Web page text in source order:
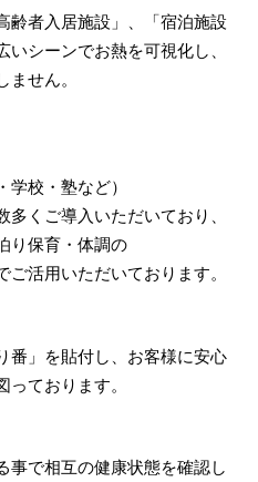
齢者入居施設」、「宿泊施設
いシーンでお熱を可視化し、
せん。
学校・塾など）
くご導入いただいており、
り保育・体調の
活用いただいております。
」を貼付し、お客様に安心
ております。
で相互の健康状態を確認し